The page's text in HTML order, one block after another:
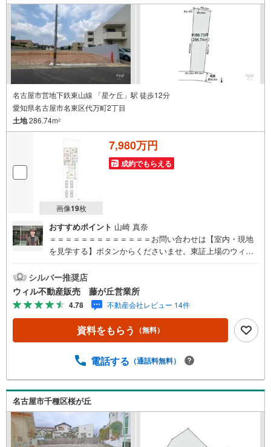
名古屋市営地下鉄東山線 「星ケ丘」駅 徒歩12分
愛知県名古屋市名東区代万町2丁目
土地286.74m2
画像19枚
7,980万円
成約でもらえる
おすすめポイント 山崎 真奈
＝＝＝＝＝＝＝＝＝＝＝＝＝お問い合わせは【室内・現地
を見学する】ボタンからくださいませ。東証上場のウィル
せ下さい！年間800組以上を担当する専門部署が、あなたの
住宅ローンをお手伝い！リフォーム・リノベも併せて相談
可能！お子様連れのご家族も落ち着いてお話ができるよ
う、キッズスペースを設置しています。【営業時間 10:00-1
9:00】（年中無休）上記時間はお電話が繋がりやすくなっ
ております。ぜひお気軽にご連絡下さい！
シルバー推奨店
ウィル不動産販売 藤が丘営業所
4.78 不動産会社レビュー 14件
資料をもらう （無料）
電話する （通話料無料）
名古屋市千種区桜が丘